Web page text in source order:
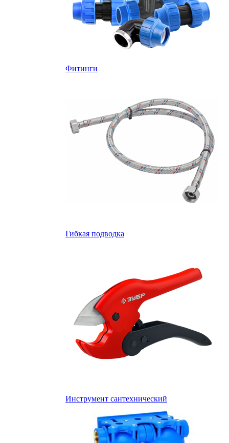
Фитинги
Гибкая подводка
Инструмент сантехнический